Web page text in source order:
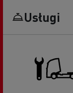
Usługi